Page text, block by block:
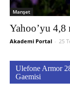
Manşet
Yahoo’yu 4,8
Akademi Portal - 25
Ulefone Armor
Gaemisi